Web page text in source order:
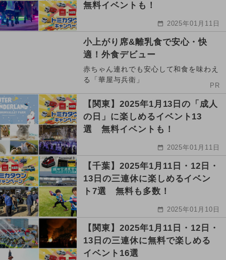
無料イベントも！
2025年01月11日
小上がり席&離乳食で安心・快
適！外食デビュー
赤ちゃん連れでも安心して和食を味わえ
る「華屋与兵衛」
PR
【関東】2025年1月13日の「成人
の日」に楽しめるイベント13
選 無料イベントも！
2025年01月11日
【千葉】2025年1月11日・12日・
13日の三連休に楽しめるイベン
ト7選 無料も多数！
2025年01月10日
【関東】2025年1月11日・12日・
13日の三連休に無料で楽しめる
イベント16選